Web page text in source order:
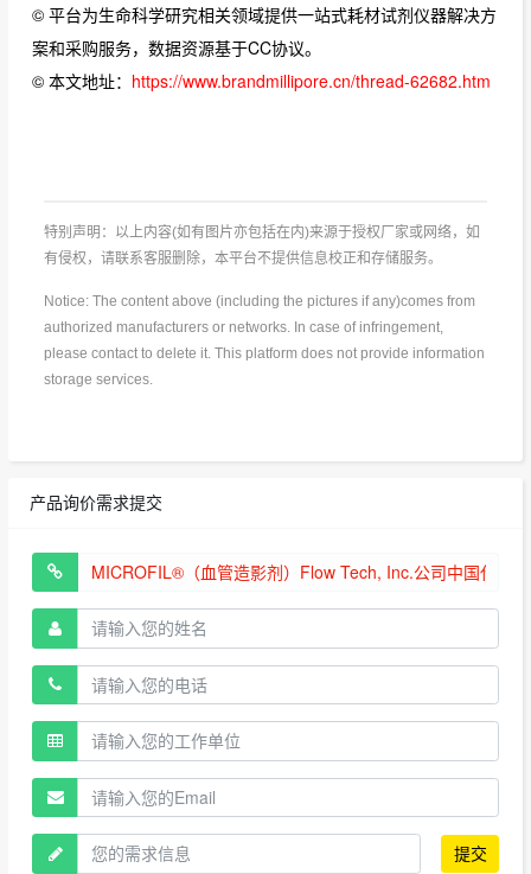
© 平台为生命科学研究相关领域提供一站式耗材试剂仪器解决方
案和采购服务，数据资源基于CC协议。
© 本文地址： https://www.brandmillipore.cn/thread-62682.htm
特别声明：以上内容(如有图片亦包括在内)来源于授权厂家或网络，如
有侵权，请联系客服删除，本平台不提供信息校正和存储服务。
Notice: The content above (including the pictures if any)comes from
authorized manufacturers or networks. In case of infringement,
please contact to delete it. This platform does not provide information
storage services.
产品询价需求提交
提交